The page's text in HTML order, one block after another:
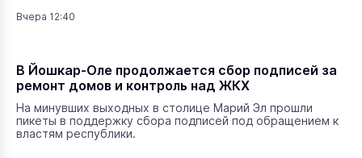
Вчера 12:40
В Йошкар-Оле продолжается сбор подписей за
ремонт домов и контроль над ЖКХ
На минувших выходных в столице Марий Эл прошли
пикеты в поддержку сбора подписей под обращением к
властям республики.